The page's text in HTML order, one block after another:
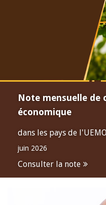
Note mensuelle de
économique
dans les pays de
juin 2026
Consulter la note